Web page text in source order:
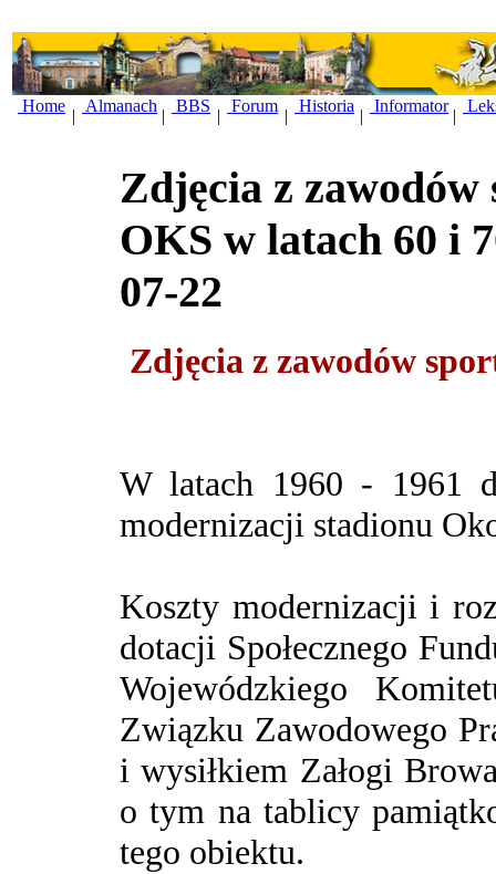
Home
|
Almanach
|
BBS
|
Forum
|
Historia
|
Informator
|
Zdjęcia z
OKS w latach 60 i
07-22
Zdjęcia z zawodów
W latach 1960 - 1961
modernizacji stadionu
Koszty modernizacji i
dotacji Społecznego
Wojewódzkiego
Związku Zawodowego
i wysiłkiem Załogi
o tym na tablicy
tego obiektu.